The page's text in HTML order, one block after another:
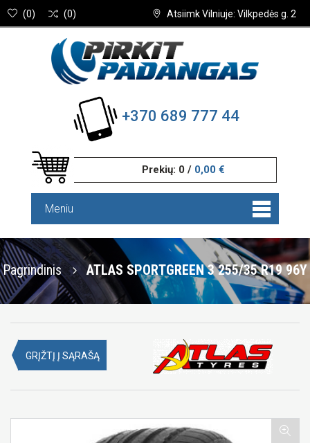
Atsiimk Vilniuje: Vilkpedės g. 2
(0) (0)
+370 689 777 44
Prekių: 0 / 0,00 €
Meniu
Pagrindinis ATLAS SPORTGREEN 3 255/35 R19 96Y
GRĮŽTĮ Į SĄRAŠĄ